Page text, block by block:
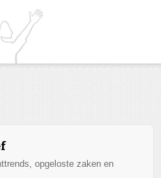
opgeloste zaken en